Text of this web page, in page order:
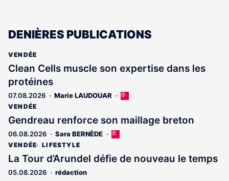
DENIÈRES PUBLICATIONS
VENDÉE
Clean Cells muscle son expertise dans les
protéines
07.08.2026 Marie LAUDOUAR
Cet
réservé
VENDÉE
Gendreau renforce son maillage breton
06.08.2026 Sara BERNÈDE
Cet
réservé
VENDÉE LIFESTYLE
La Tour d’Arundel défie de nouveau le temps
05.08.2026 rédaction